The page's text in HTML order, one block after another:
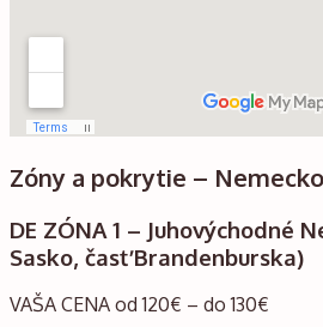
Zóny a pokrytie –
DE ZÓNA 1 – Juhovýchodné
Sasko, časť Brandenburska)
VAŠA CENA od 120€ – do 130€